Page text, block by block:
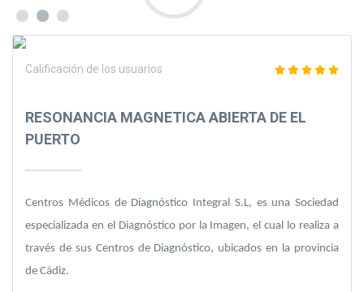
Calificación de los usuarios
RESONANCIA MAGNETICA ABIERTA DE EL
PUERTO
Centros Médicos de Diagnóstico Integral S.L, es una Sociedad
especializada en el Diagnóstico por la Imagen, el cual lo realiza a
través de sus Centros de Diagnóstico, ubicados en la provincia
de Cádiz.